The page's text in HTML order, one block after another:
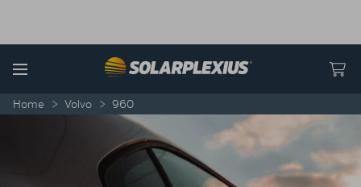
Menu
Home > Volvo > 960